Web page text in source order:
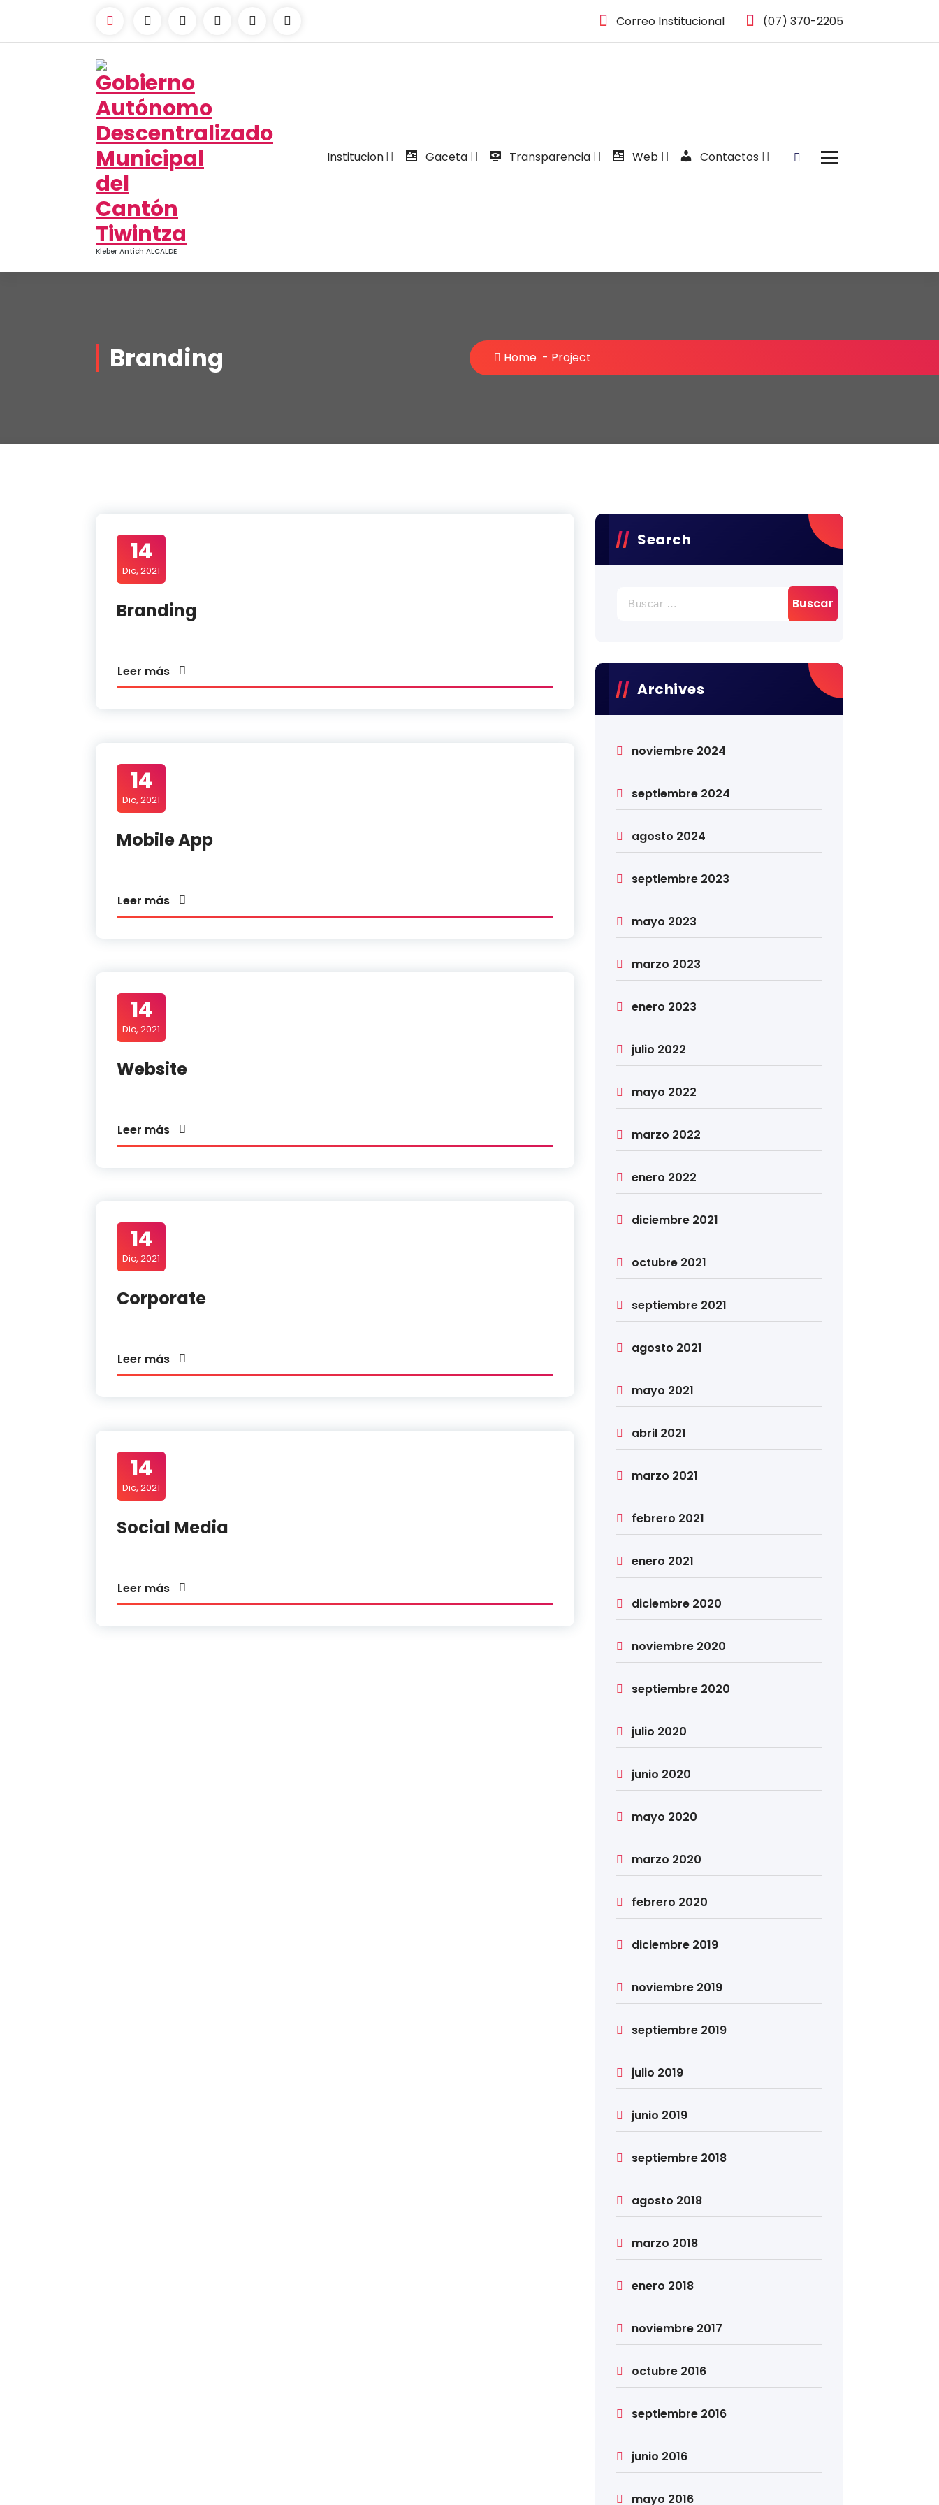
Correo Institucional (07) 370-2205
Kleber Antich ALCALDE
Institucion Gaceta Transparencia Web Contactos
Branding Home - Project
14
Dic, 2021
Branding
Leer más
14
Dic, 2021
Mobile App
Leer más
14
Dic, 2021
Website
Leer más
14
Dic, 2021
Corporate
Leer más
14
Dic, 2021
Social Media
Leer más
Search
Archives
noviembre 2024
septiembre 2024
agosto 2024
septiembre 2023
mayo 2023
marzo 2023
enero 2023
julio 2022
mayo 2022
marzo 2022
enero 2022
diciembre 2021
octubre 2021
septiembre 2021
agosto 2021
mayo 2021
abril 2021
marzo 2021
febrero 2021
enero 2021
diciembre 2020
noviembre 2020
septiembre 2020
julio 2020
junio 2020
mayo 2020
marzo 2020
febrero 2020
diciembre 2019
noviembre 2019
septiembre 2019
julio 2019
junio 2019
septiembre 2018
agosto 2018
marzo 2018
enero 2018
noviembre 2017
octubre 2016
septiembre 2016
junio 2016
mayo 2016